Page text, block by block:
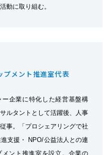
動に取り組む。
メント推進室代表
企業に特化した経営基盤構
ルタントとして活躍後、人事
事。「プロシェアリングで社
支援・ NPO/公益法人との連
ント推進室を設立。企業の